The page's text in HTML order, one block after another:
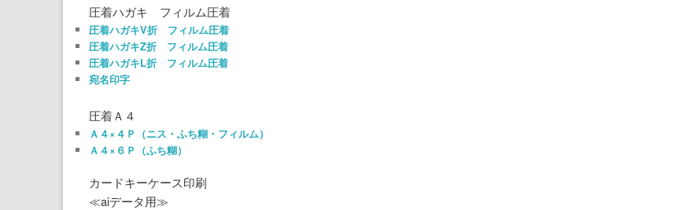
圧着ハガキ フィルム圧着
圧着ハガキV折 フィルム圧着
圧着ハガキZ折 フィルム圧着
圧着ハガキL折 フィルム圧着
宛名印字
圧着Ａ４
Ａ４×４Ｐ（ニス・ふち糊・フィルム）
Ａ４×６Ｐ（ふち糊）
カードキーケース印刷
≪aiデータ用≫